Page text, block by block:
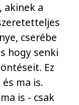
akinek a
cserébe
hogy senki
Ez
ma is.
is - csak